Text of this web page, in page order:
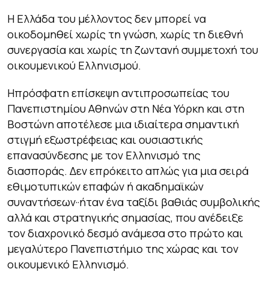
Η Ελλάδα του μέλλοντος δεν μπορεί να
οικοδομηθεί χωρίς τη γνώση, χωρίς τη διεθνή
συνεργασία και χωρίς τη ζωντανή συμμετοχή του
οικουμενικού Ελληνισμού.
Ηπρόσφατη επίσκεψη αντιπροσωπείας του
Πανεπιστημίου Αθηνών στη Νέα Υόρκη και στη
Βοστώνη αποτέλεσε μια ιδιαίτερα σημαντική
στιγμή εξωστρέφειας και ουσιαστικής
επανασύνδεσης με τον Ελληνισμό της
διασποράς. Δεν επρόκειτο απλώς για μια σειρά
εθιμοτυπικών επαφών ή ακαδημαϊκών
συναντήσεων··ήταν ένα ταξίδι βαθιάς συμβολικής
αλλά και στρατηγικής σημασίας, που ανέδειξε
τον διαχρονικό δεσμό ανάμεσα στο πρώτο και
μεγαλύτερο Πανεπιστήμιο της χώρας και τον
οικουμενικό Eλληνισμό.